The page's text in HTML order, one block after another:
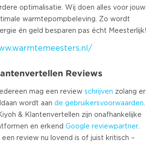
optimalisatie. Wij doen alles voor jouw
warmtepompbeleving. Zo wordt
Reviews
mag een review schrijven zolang er
wordt aan de gebruikersvoorwaarden.
& Klantenvertellen zijn onafhankelijke
en erkend Google reviewpartner.
een review nu lovend is of juist kritisch –